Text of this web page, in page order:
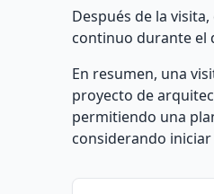
Después de la
continuo durante el
En resumen, una
proyecto de
permitiendo una
considerando